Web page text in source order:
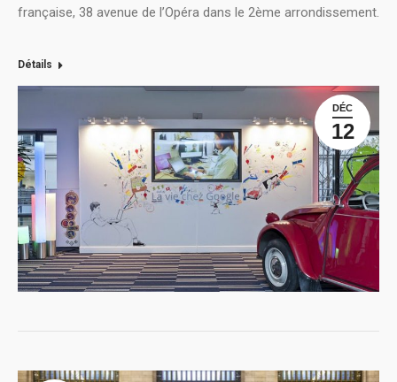
française, 38 avenue de l’Opéra dans le 2ème arrondissement.
Détails
DÉC
12